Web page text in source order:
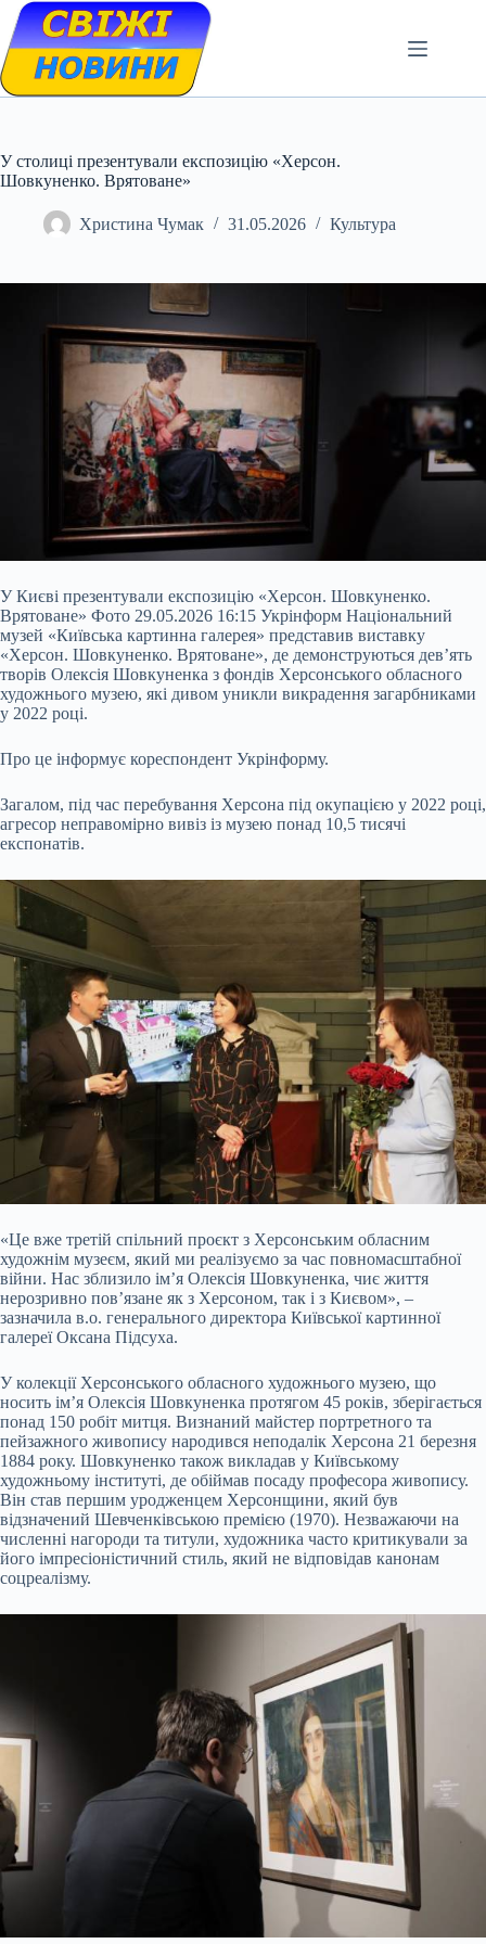
Skip
content
У столиці презентували експозицію «Херсон.
Шовкуненко. Врятоване»
Христина Чумак 31.05.2026 Культура
У Києві презентували експозицію «Херсон. Шовкуненко.
Врятоване» Фото 29.05.2026 16:15 Укрінформ Національний
музей «Київська картинна галерея» представив виставку
«Херсон. Шовкуненко. Врятоване», де демонструються дев’ять
творів Олексія Шовкуненка з фондів Херсонського обласного
художнього музею, які дивом уникли викрадення загарбниками
у 2022 році.
Про це інформує кореспондент Укрінформу.
Загалом, під час перебування Херсона під окупацією у 2022 році,
агресор неправомірно вивіз із музею понад 10,5 тисячі
експонатів.
«Це вже третій спільний проєкт з Херсонським обласним
художнім музеєм, який ми реалізуємо за час повномасштабної
війни. Нас зблизило ім’я Олексія Шовкуненка, чиє життя
нерозривно пов’язане як з Херсоном, так і з Києвом», –
зазначила в.о. генерального директора Київської картинної
галереї Оксана Підсуха.
У колекції Херсонського обласного художнього музею, що
носить ім’я Олексія Шовкуненка протягом 45 років, зберігається
понад 150 робіт митця. Визнаний майстер портретного та
пейзажного живопису народився неподалік Херсона 21 березня
1884 року. Шовкуненко також викладав у Київському
художньому інституті, де обіймав посаду професора живопису.
Він став першим уродженцем Херсонщини, який був
відзначений Шевченківською премією (1970). Незважаючи на
численні нагороди та титули, художника часто критикували за
його імпресіоністичний стиль, який не відповідав канонам
соцреалізму.